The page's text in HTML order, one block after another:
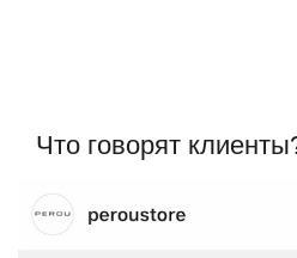
Что говорят